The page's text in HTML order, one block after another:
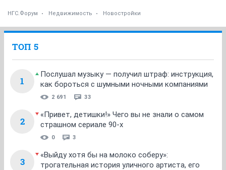
НГС.Форум Недвижимость Новостройки
ТОП 5
1
Послушал музыку — получил штраф: инструкция,
как бороться с шумными ночными компаниями
2 691 33
2
«Привет, детишки!» Чего вы не знали о самом
страшном сериале 90-х
0 3
3
«Выйду хотя бы на молоко соберу»:
трогательная история уличного артиста, его